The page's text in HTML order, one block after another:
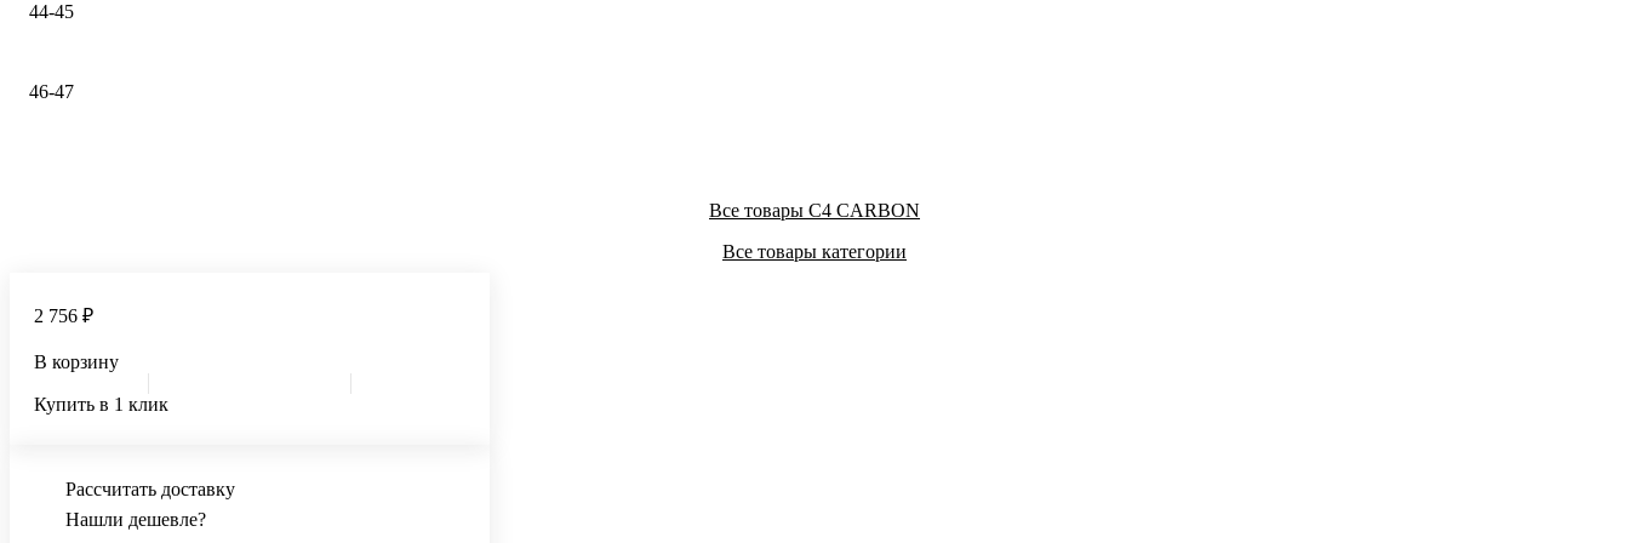
44-45
46-47
Все товары C4 CARBON
Все товары категории
2 756 ₽
В корзину
Купить в 1 клик
Рассчитать доставку
Нашли дешевле?